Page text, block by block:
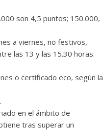
son 4,5 puntos; 150.000,
a viernes, no festivos,
las 13 y las 15.30 horas.
o certificado eco, según la
en el ámbito de
tras superar un